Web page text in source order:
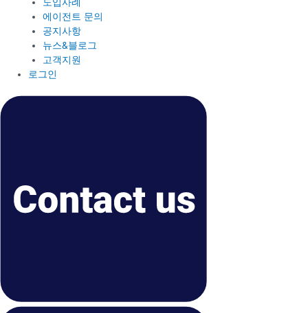
에이전트 문의
공지사항
뉴스&블로그
고객지원
로그인